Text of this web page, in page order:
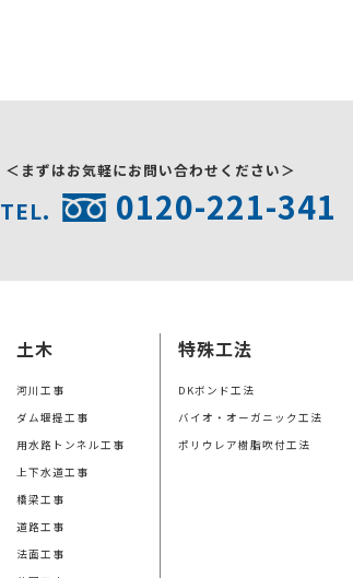
＜まずはお気軽にお問い合わせください＞
TEL. 0120-221-341
土木
河川工事
ダム堰提工事
用水路トンネル工事
上下水道工事
橋梁工事
道路工事
法面工事
特殊工法
DKボンド工法
バイオ・オーガニック工法
ポリウレア樹脂吹付工法